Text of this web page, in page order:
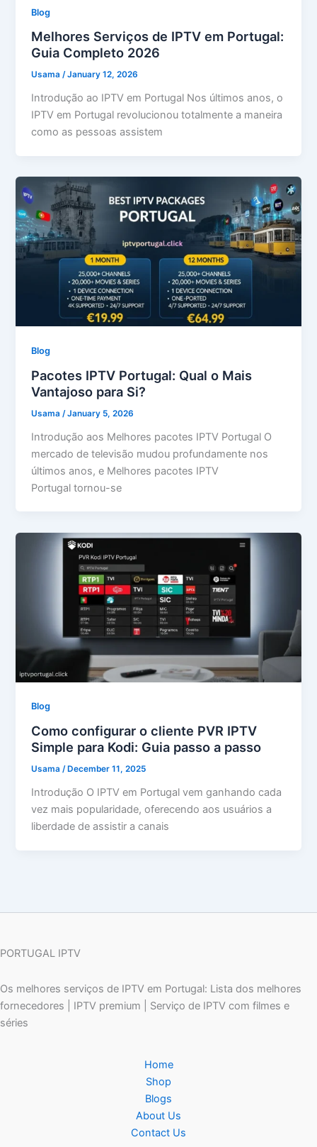
Blog
Melhores Serviços de IPTV em Portugal:
Guia Completo 2026
Usama/January 12, 2026
Introdução ao IPTV em Portugal Nos últimos anos, o
IPTV em Portugal revolucionou totalmente a maneira
como as pessoas assistem
Blog
Pacotes IPTV Portugal: Qual o Mais
Vantajoso para Si?
Usama /January 5, 2026
Introdução aos Melhores pacotes IPTV Portugal O
mercado de televisão mudou profundamente nos
últimos anos, e Melhores pacotes IPTV
Portugal tornou-se
Blog
Como configurar o cliente PVR IPTV
Simple para Kodi: Guia passo a passo
Usama/ December 11, 2025
Introdução O IPTV em Portugal vem ganhando cada
vez mais popularidade, oferecendo aos usuários a
liberdade de assistir a canais
PORTUGAL IPTV
Os melhores serviços de IPTV em Portugal: Lista dos melhores
fornecedores | IPTV premium | Serviço de IPTV com filmes e
séries
Home
Shop
Blogs
About Us
Contact Us